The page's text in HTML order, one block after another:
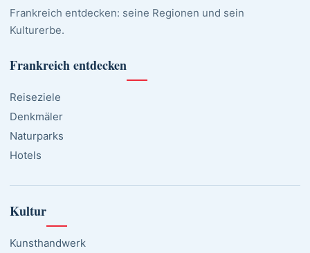
Frankreich entdecken: seine Regionen und sein
Kulturerbe.
Frankreich entdecken
Reiseziele
Denkmäler
Naturparks
Hotels
Kultur
Kunsthandwerk